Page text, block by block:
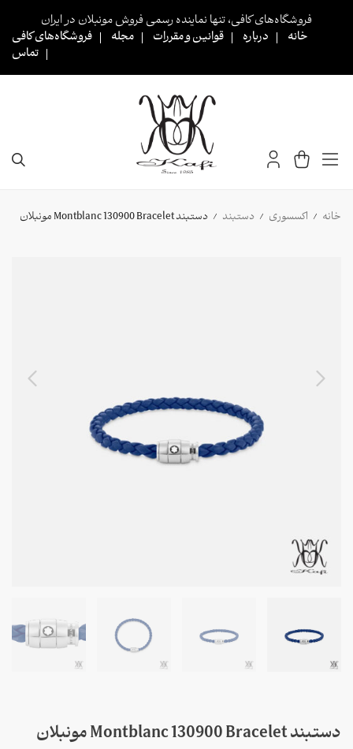
فروشگاه‌های کافی، تنها نماینده رسمی فروش مونبلان در ایران
خانه
درباره قوانین و مقررات مجله
فروشگاه‌های کافی
تماس
خانه / اکسسوری / دستبند / دستبند Montblanc 130900 Bracelet مونبلان
دستبند Montblanc 130900 Bracelet مونبلان